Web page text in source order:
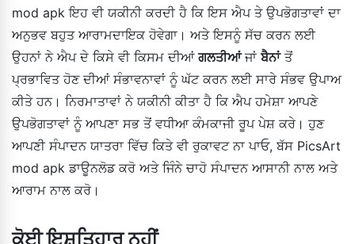
mod apk ਇਹ ਵੀ ਯਕੀਨੀ ਕਰਦੀ ਹੈ ਕਿ ਇਸ ਐਪ ਤੇ ਉਪਭੋਗਤਾਵਾਂ ਦਾ
ਅਨੁਭਵ ਬਹੁਤ ਆਰਾਮਦਾਇਕ ਹੋਵੇਗਾ। ਅਤੇ ਇਸਨੂੰ ਸੱਚ ਕਰਨ ਲਈ
ਉਹਨਾਂ ਨੇ ਐਪ ਦੇ ਕਿਸੇ ਵੀ ਕਿਸਮ ਦੀਆਂ ਗਲਤੀਆਂਜਾਂਬੈਨਾਂਤੋਂ
ਪ੍ਰਭਾਵਿਤ ਹੋਣ ਦੀਆਂ ਸੰਭਾਵਨਾਵਾਂ ਨੂੰ ਘੱਟ ਕਰਨ ਲਈ ਸਾਰੇ ਸੰਭਵ ਉਪਾਅ
ਕੀਤੇ ਹਨ। ਨਿਰਮਾਤਾਵਾਂ ਨੇ ਯਕੀਨੀ ਕੀਤਾ ਹੈ ਕਿ ਐਪ ਹਮੇਸ਼ਾ ਆਪਣੇ
ਉਪਭੋਗਤਾਵਾਂ ਨੂੰ ਆਪਣਾ ਸਭ ਤੋਂ ਵਧੀਆ ਕੰਮਕਾਜੀ ਰੂਪ ਪੇਸ਼ ਕਰੇ। ਹੁਣ
ਆਪਣੀ ਸੰਪਾਦਨ ਯਾਤਰਾ ਵਿੱਚ ਕਿਤੇ ਵੀ ਰੁਕਾਵਟ ਨਾ ਪਾਓ, ਬੱਸ PicsArt
mod apk ਡਾਊਨਲੋਡ ਕਰੋ ਅਤੇ ਜਿੰਨੇ ਚਾਹੋ ਸੰਪਾਦਨ ਆਸਾਨੀ ਨਾਲ ਅਤੇ
ਆਰਾਮ ਨਾਲ ਕਰੋ।
ਕੋਈ ਇਸ਼ਤਿਹਾਰ ਨਹੀਂ